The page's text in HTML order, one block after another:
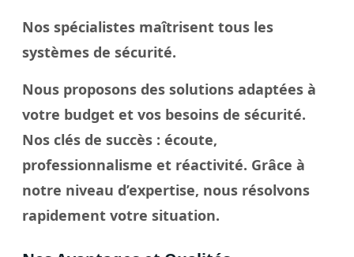
Nos spécialistes maîtrisent tous les
systèmes de sécurité.
Nous proposons des solutions adaptées à
votre budget et vos besoins de sécurité.
Nos clés de succès : écoute,
professionnalisme et réactivité. Grâce à
notre niveau d’expertise, nous résolvons
rapidement votre situation.